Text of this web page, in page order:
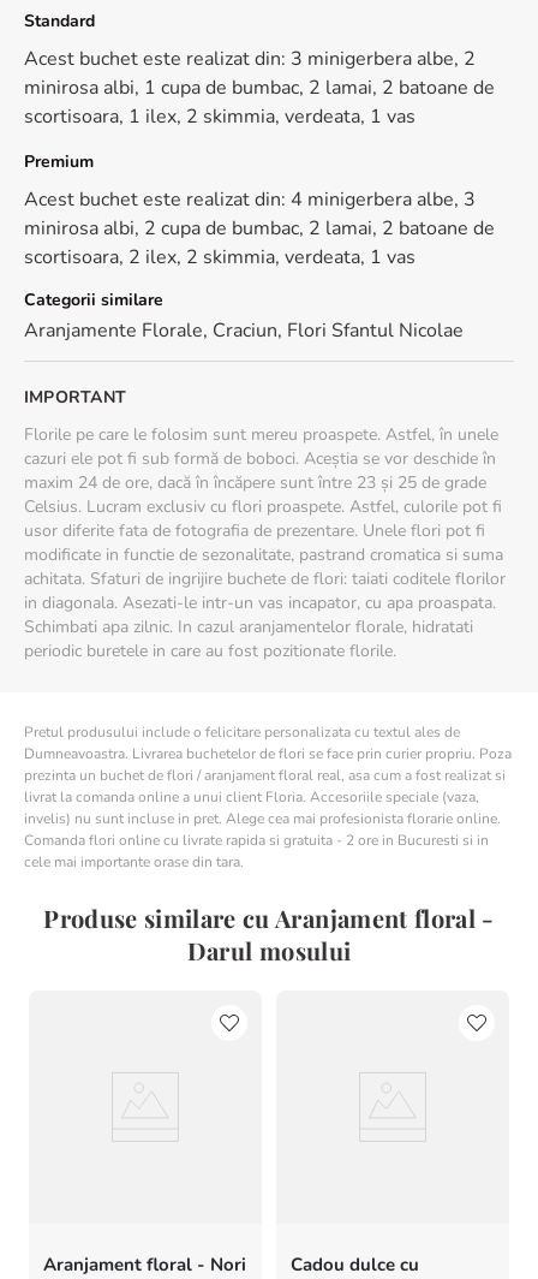
Aranjamentul este creat cu un mix de flori festive: minigerbera
scortisoara, ilex si skimmia, atent alese pentru a conferi volum si
rafinament. Verdeata proaspata completeaza armonia compozitiei,
aducand echilibru si prospetime.
Ce culori au florile din acest aranjament?
Cromatica este calda si festiva: minigerbera albe, minirosa albi,
cupa de bumbac, lamai, batoane de scortisoara, ilex, skimmia si
verdeata, toate combinate pentru a evoca spiritul Craciunului si
bucuria de a darui.
Cum se ingrijeste aranjamentul floral „Darul Mosului”?
Pentru a te bucurade flori cat mai mult timp, plaseaza
surse de caldura intensa si hidrateaza-l periodic pentru a pastra
florile proaspete.
Standard
Acest buchet este realizat din: 3 minigerbera albe, 2
minirosa albi, 1 cupa de bumbac, 2 lamai, 2 batoane de
scortisoara, 1 ilex, 2 skimmia, verdeata, 1 vas
Premium
Acest buchet este realizat din: 4 minigerbera albe, 3
minirosa albi, 2 cupa de bumbac, 2 lamai, 2 batoane de
scortisoara, 2 ilex, 2 skimmia, verdeata, 1 vas
Categorii similare
Aranjamente Florale, Craciun, Flori Sfantul Nicolae
IMPORTANT
Florile pe care le folosim sunt mereu proaspete. Astfel, în unele
cazuri ele pot fi sub formă de boboci. Aceștia se vor deschide în
maxim 24 de ore, dacă în încăpere sunt între 23 și 25 de grade
Celsius. Lucram exclusiv cu flori proaspete. Astfel, culorile pot fi
usor diferite fata de fotografia de prezentare. Unele flori pot fi
modificate in functie de sezonalitate, pastrand cromatica si suma
achitata. Sfaturi de ingrijire buchete de flori: taiati coditele florilor
in diagonala. Asezati-le intr-un vas incapator, cu apa proaspata.
Schimbati apa zilnic. In cazul aranjamentelor florale, hidratati
periodic buretele in care au fost pozitionate florile.
Pretul produsului include o felicitare personalizata cu textul ales de
Dumneavoastra. Livrarea buchetelor de flori se face prin curier propriu. Poza
prezinta un buchet de flori / aranjament floral real, asa cum a fost realizat si
livrat la comanda online a unui client Floria. Accesoriile speciale (vaza,
invelis) nu sunt incluse in pret. Alege cea mai profesionista florarie online.
Comanda flori online cu livrate rapida si gratuita - 2 ore in Bucuresti si in
cele mai importante orase din tara.
Produse similare cu Aranjament floral -
Darul mosului
Aranjament floral - Nori
Cadou dulce cu